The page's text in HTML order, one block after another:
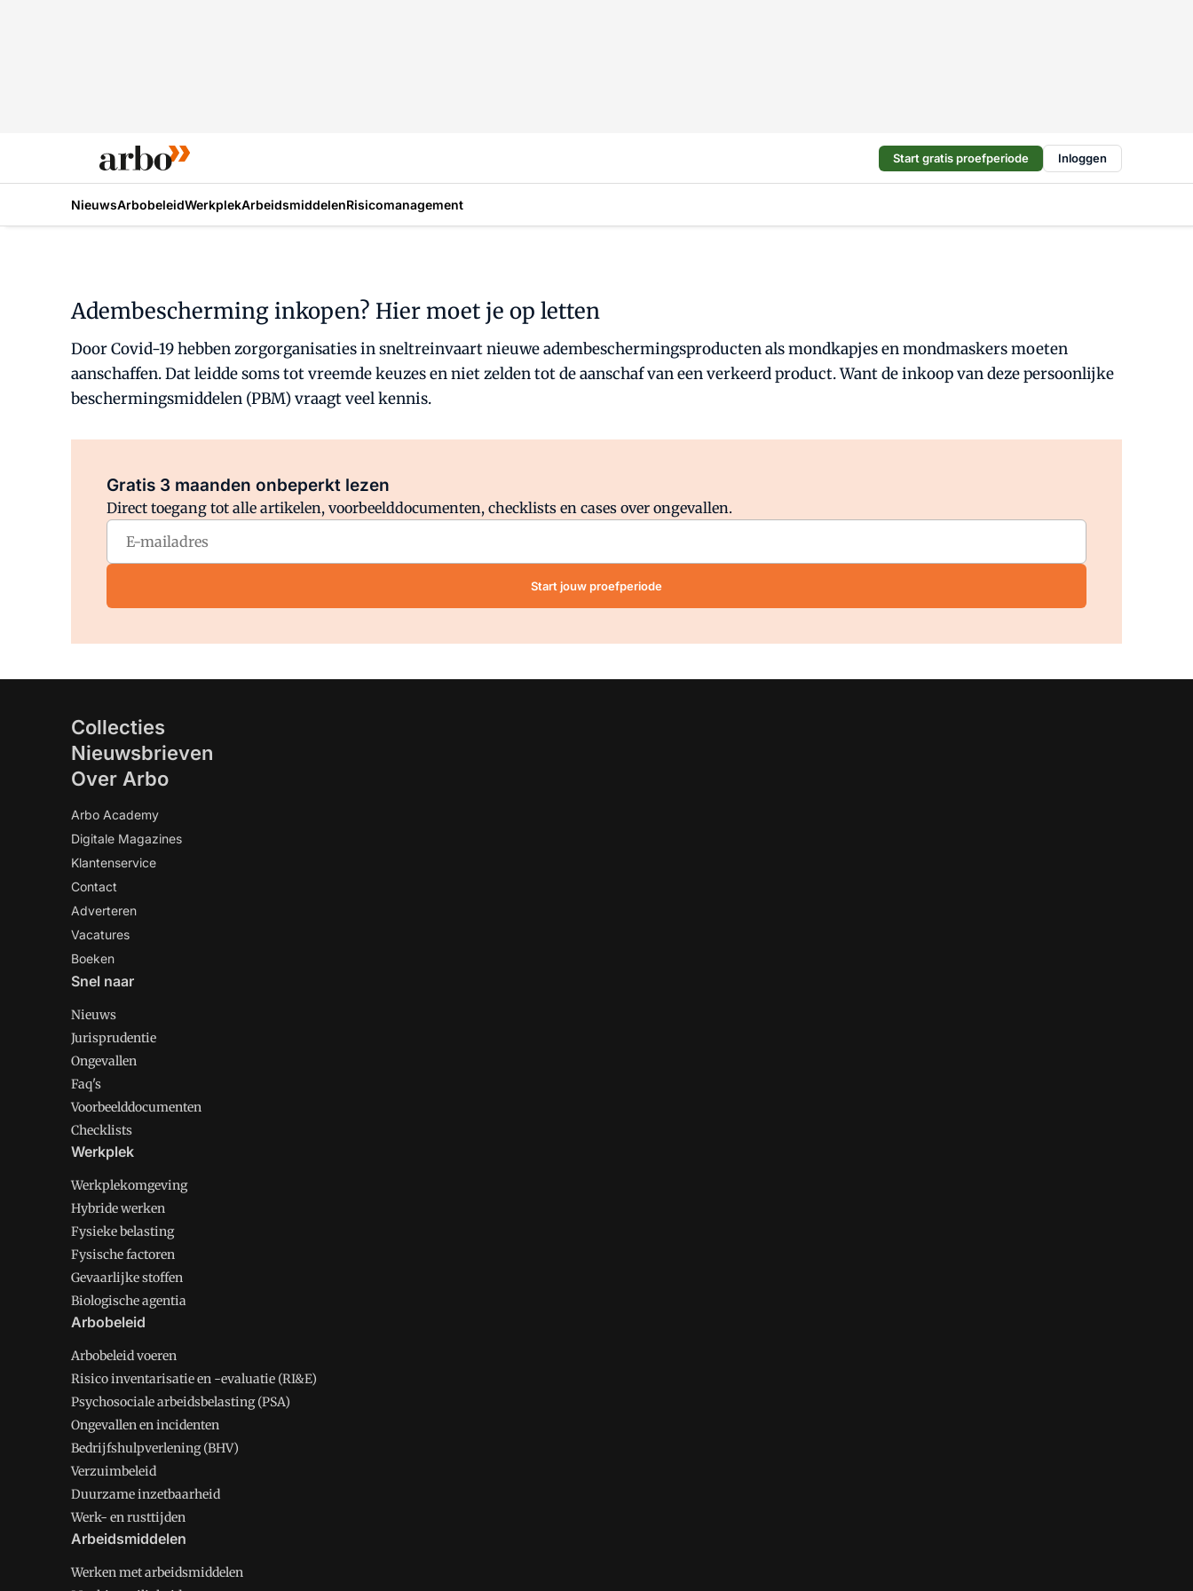
Start gratis proefperiode Inloggen
NieuwsArbobeleidWerkplekArbeidsmiddelenRisicomanagement
Adembescherming inkopen? Hier moet je op letten
Door Covid-19 hebben zorgorganisaties in sneltreinvaart nieuwe adembeschermingsproducten als mondkapjes en mondmaskers moeten
aanschaffen. Dat leidde soms tot vreemde keuzes en niet zelden tot de aanschaf van een verkeerd product. Want de inkoop van deze persoonlijke
beschermingsmiddelen (PBM) vraagt veel kennis.
Gratis 3 maanden onbeperkt lezen
Direct toegang tot alle artikelen, voorbeelddocumenten, checklists en cases over ongevallen.
Start jouw proefperiode
Collecties
Nieuwsbrieven
Over Arbo
Arbo Academy
Digitale Magazines
Klantenservice
Contact
Adverteren
Vacatures
Boeken
Snel naar
Nieuws
Jurisprudentie
Ongevallen
Faq's
Voorbeelddocumenten
Checklists
Werkplek
Werkplekomgeving
Hybride werken
Fysieke belasting
Fysische factoren
Gevaarlijke stoffen
Biologische agentia
Arbobeleid
Arbobeleid voeren
Risico inventarisatie en -evaluatie (RI&E)
Psychosociale arbeidsbelasting (PSA)
Ongevallen en incidenten
Bedrijfshulpverlening (BHV)
Verzuimbeleid
Duurzame inzetbaarheid
Werk- en rusttijden
Arbeidsmiddelen
Werken met arbeidsmiddelen